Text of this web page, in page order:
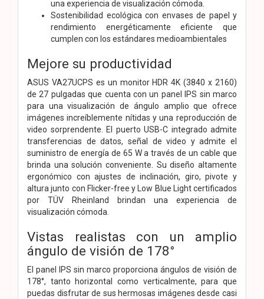
una experiencia de visualización cómoda.
Sostenibilidad ecológica con envases de papel y
rendimiento energéticamente eficiente que
cumplen con los estándares medioambientales
Mejore su productividad
ASUS VA27UCPS es un monitor HDR 4K (3840 x 2160)
de 27 pulgadas que cuenta con un panel IPS sin marco
para una visualización de ángulo amplio que ofrece
imágenes increíblemente nítidas y una reproducción de
video sorprendente. El puerto USB-C integrado admite
transferencias de datos, señal de video y admite el
suministro de energía de 65 W a través de un cable que
brinda una solución conveniente. Su diseño altamente
ergonómico con ajustes de inclinación, giro, pivote y
altura junto con Flicker-free y Low Blue Light certificados
por TÜV Rheinland brindan una experiencia de
visualización cómoda.
Vistas realistas con un amplio
ángulo de visión de 178°
El panel IPS sin marco proporciona ángulos de visión de
178°, tanto horizontal como verticalmente, para que
puedas disfrutar de sus hermosas imágenes desde casi